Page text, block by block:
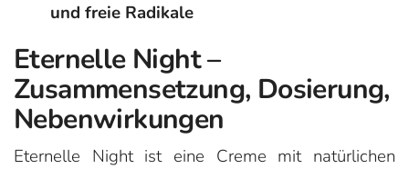
und freie Radikale
Eternelle Night –
Zusammensetzung, Dosierung,
Nebenwirkungen
Eternelle Night ist eine Creme mit natürlichen